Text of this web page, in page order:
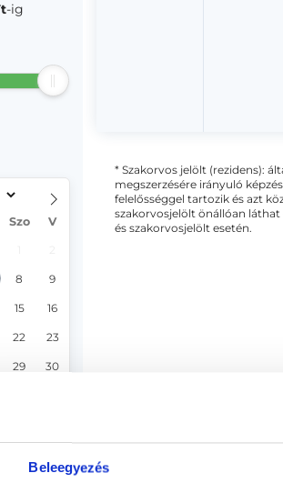
Beleegyezés
-ig
Szo V
8 9
15 16
22 23
29 30
* Szakorvos jelölt (rezidens):
megszerzésére irányuló
felelősséggel tartozik és azt
szakorvosjelölt önállóan
és szakorvosjelölt esetén.